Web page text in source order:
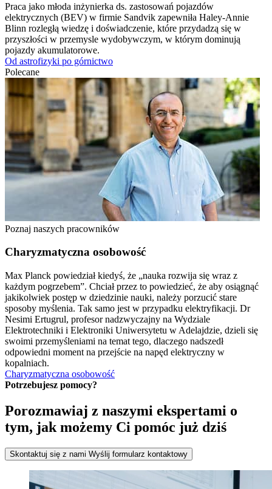
Praca jako młoda inżynierka ds. zastosowań pojazdów
elektrycznych (BEV) w firmie Sandvik zapewniła Haley-Annie
Blinn rozległą wiedzę i doświadczenie, które przydadzą się w
przyszłości w przemysle wydobywczym, w którym dominują
pojazdy akumulatorowe.
Od astrofizyki po górnictwo
Polecane
Poznaj naszych pracowników
Charyzmatyczna osobowość
Max Planck powiedział kiedyś, że „nauka rozwija się wraz z
każdym pogrzebem”. Chciał przez to powiedzieć, że aby osiągnąć
jakikolwiek postęp w dziedzinie nauki, należy porzucić stare
sposoby myślenia. Tak samo jest w przypadku elektryfikacji. Dr
Nesimi Ertugrul, profesor nadzwyczajny na Wydziale
Elektrotechniki i Elektroniki Uniwersytetu w Adelajdzie, dzieli się
swoimi przemyśleniami na temat tego, dlaczego nadszedł
odpowiedni moment na przejście na napęd elektryczny w
kopalniach.
Charyzmatyczna osobowość
Potrzebujesz pomocy?
Porozmawiaj z naszymi ekspertami o
tym, jak możemy Ci pomóc już dziś
Skontaktuj się z nami Wyślij formularz kontaktowy